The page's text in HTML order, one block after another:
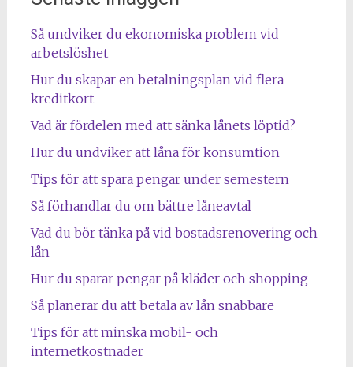
Så undviker du ekonomiska problem vid
arbetslöshet
Hur du skapar en betalningsplan vid flera
kreditkort
Vad är fördelen med att sänka lånets löptid?
Hur du undviker att låna för konsumtion
Tips för att spara pengar under semestern
Så förhandlar du om bättre låneavtal
Vad du bör tänka på vid bostadsrenovering och
lån
Hur du sparar pengar på kläder och shopping
Så planerar du att betala av lån snabbare
Tips för att minska mobil- och
internetkostnader